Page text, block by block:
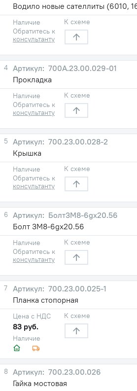
Водило новые сателлиты (6010,
Наличие
Обратитесь к
консультанту
К схеме
4
700А.23.00.029-01
Прокладка
Наличие
Обратитесь к
консультанту
К схеме
5
700.23.00.028-2
Крышка
Наличие
Обратитесь к
консультанту
К схеме
6
Болт3М8-6gх20.56
Болт 3М8-6gх20.56
Наличие
Обратитесь к
консультанту
К схеме
7
700.23.00.025-1
Планка стопорная
Наличие
Цена с НДС
83 руб.
К схеме
8
700.23.00.026
Гайка мостовая